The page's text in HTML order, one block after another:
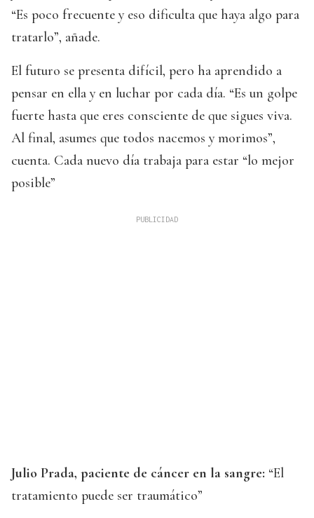
“Es poco frecuente y eso dificulta que haya algo para
tratarlo”, añade.
El futuro se presenta difícil, pero ha aprendido a
pensar en ella y en luchar por cada día. “Es un golpe
fuerte hasta que eres consciente de que sigues viva.
Al final, asumes que todos nacemos y morimos”,
cuenta. Cada nuevo día trabaja para estar “lo mejor
posible”
Julio Prada, paciente de cáncer en la sangre: “El
tratamiento puede ser traumático”